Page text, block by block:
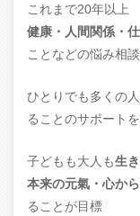
これまで20年以上
健康・人間関係・
ことなどの悩み相談
ひとりでも多くの
ることのサポートを
子どもも大人も生
本来の元氣・心か
ることが目標